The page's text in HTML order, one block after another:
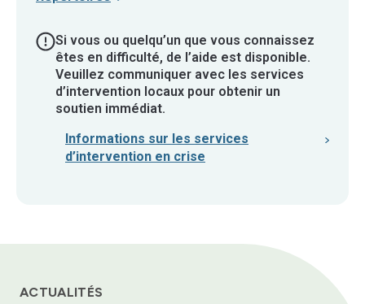
Si vous ou quelqu’un que vous connaissez
êtes en difficulté, de l’aide est disponible.
Veuillez communiquer avec les services
d’intervention locaux pour obtenir un
soutien immédiat.
Informations sur les services
d’intervention en crise
ACTUALITÉS